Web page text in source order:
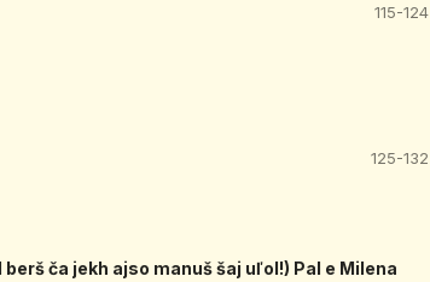
115-124
125-132
ča jekh ajso manuš šaj uľol!) Pal e Milena